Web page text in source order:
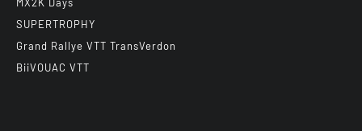
SUPERTROPHY
Grand Rallye VTT TransVerdon
BiiVOUAC VTT